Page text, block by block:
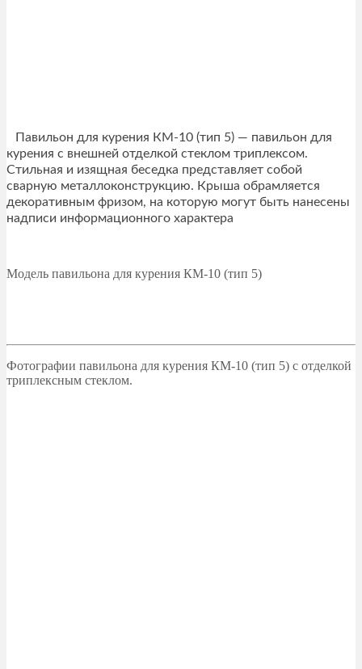
Павильон для курения КМ-10 (тип 5) — павильон для
курения с внешней отделкой стеклом триплексом.
Стильная и изящная беседка представляет собой
сварную металлоконструкцию. Крыша обрамляется
декоративным фризом, на которую могут быть нанесены
надписи информационного характера
Модель павильона для курения КМ-10 (тип 5)
Фотографии павильона для курения КМ-10 (тип 5) с отделкой
триплексным стеклом.